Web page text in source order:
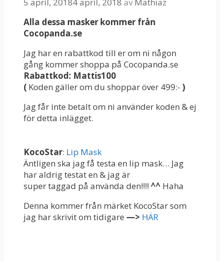
Alla dessa masker kommer från
Cocopanda.se
Jag har en rabattkod till er om ni någon
gång kommer shoppa på Cocopanda.se
Rabattkod: Mattis100
( Koden gäller om du shoppar över 499:- )
Jag får inte betalt om ni använder koden & ej
för detta inlägget.
KocoStar: Lip Mask
Äntligen ska jag få testa en lip mask… Jag
har aldrig testat en & jag är
super taggad på använda den!!!! ^^ Haha
Denna kommer från märket KocoStar som
jag har skrivit om tidigare —> HÄR